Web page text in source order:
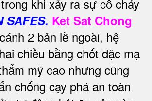
khi xảy ra sự cố cháy
SAFES. Ket Sat Chong
2 bản lề ngoài, hệ
chiều bằng chốt đặc mạ
mỹ cao nhưng cũng
chống cạy phá an toàn